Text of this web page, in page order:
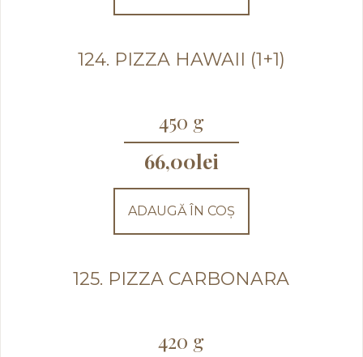
124. PIZZA HAWAII (1+1)
450 g
66,00lei
ADAUGĂ ÎN COȘ
125. PIZZA CARBONARA
420 g